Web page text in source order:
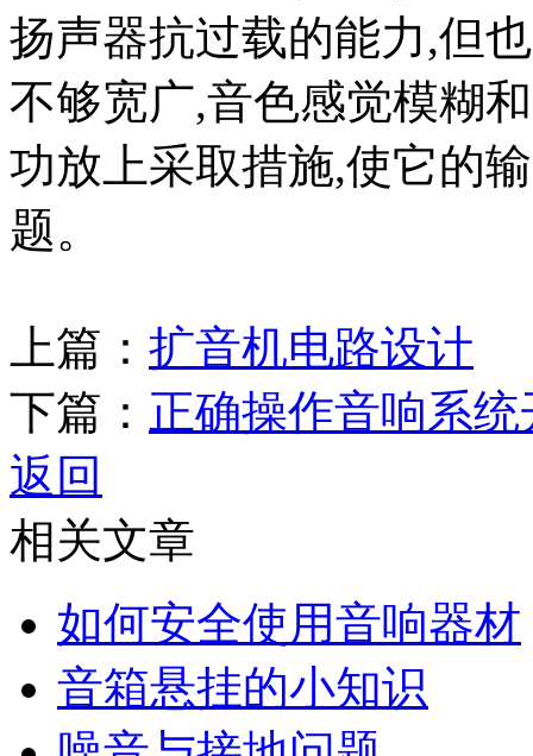
扬声器抗过载的能力,但
不够宽广,音色感觉模糊
功放上采取措施,使它的
题。
上篇： 扩音机电路设计
下篇： 正确操作音响系统
返回
相关文章
如何安全使用音响器材
音箱悬挂的小知识